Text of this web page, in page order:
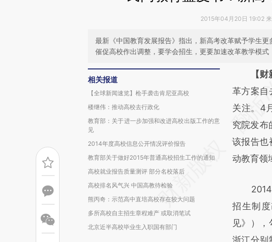
2015年04月20日 19:02
最新《中国教育发展报告》指出，新高考改革赋予学生
催促高校作出调整，要学会招生，更要加速改革教学模式
相关报道
【全球新闻速览】枪手袭击肯尼亚高校
楼继伟：推动高校去行政化
教育部：关于进一步加强和改进高校出版工作的意
见
2014年度高校信息公开情况评价报告
教育部关于做好2015年普通高校招生工作的通知
高校就业报告质量测评 部分名校落后
高校排名风气兴 中国高教待检验
熊丙奇：示范高中直培高校存在较大问题
多所高校自主招生章程难产 或取消笔试
北京近半高校毕业生入职国有部门
请务必
AI
[https://
(https://
而成，可
财新观点
【
革方案自
关注。4
究院发布
该报告也
动教育领
2014
招生制
见》）
浙江分别